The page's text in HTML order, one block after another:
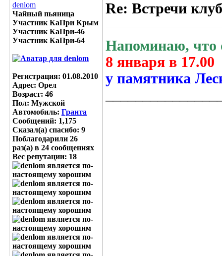
denlom
Чайный пьяница
Участник КаПри Крым
Участник КаПри-46
Участник КаПри-64
Регистрация: 01.08.2010
Адрес: Орел
Возраст: 46
Пол: Мужской
Автомобиль: Гранта
Сообщений: 1,175
Сказал(а) спасибо: 9
Поблагодарили 26
раз(а) в 24 сообщениях
Вес репутации: 18
Re: Встречи
Напоминаю, что
8 января в 17.00
у памятника